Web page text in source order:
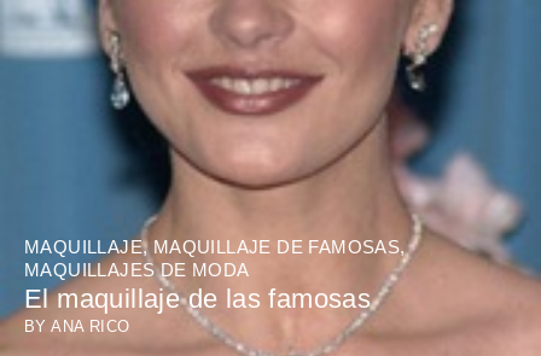
MAQUILLAJE,MAQUILLAJE DE FAMOSAS,
MAQUILLAJES DE MODA
El maquillaje de las famosas
BY ANA RICO